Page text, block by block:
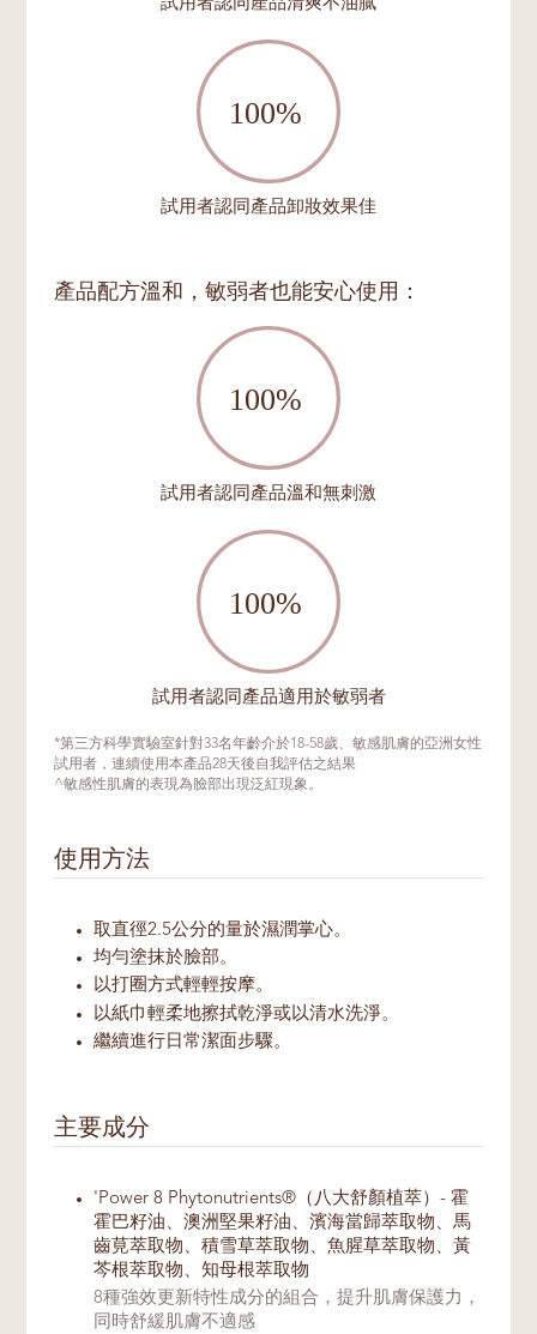
試用者認同產品清爽不油膩
試用者認同產品卸妝效果佳
產品配方溫和，敏弱者也能安心使用：
試用者認同產品溫和無刺激
試用者認同產品適用於敏弱者
*第三方科學實驗室針對33名年齡介於18-58歲、敏感肌膚的亞洲女性
試用者，連續使用本產品28天後自我評估之結果
^敏感性肌膚的表現為臉部出現泛紅現象。
使用方法
取直徑2.5公分的量於濕潤掌心。
均勻塗抹於臉部。
以打圈方式輕輕按摩。
以紙巾輕柔地擦拭乾淨或以清水洗淨。
繼續進行日常潔面步驟。
主要成分
'Power 8 Phytonutrients®（八大舒顏植萃）- 霍
霍巴籽油、澳洲堅果籽油、濱海當歸萃取物、馬
齒莧萃取物、積雪草萃取物、魚腥草萃取物、黃
芩根萃取物、知母根萃取物
8種強效更新特性成分的組合，提升肌膚保護力，
同時舒緩肌膚不適感